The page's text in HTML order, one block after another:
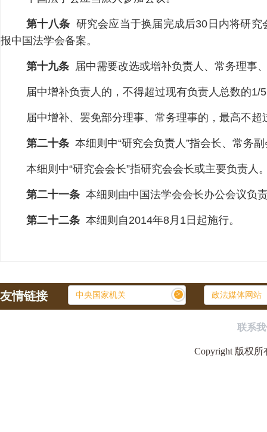
第十八条 研究会应当于换届完成后30日内将研
报中国法学会备案。
第十九条 届中需要改选或增补负责人、常务理事
届中增补负责人的，不得超过现有负责人总数的
届中增补、罢免部分理事、常务理事的，最高不
第二十条 本细则中“研究会负责人”指会长、常务
本细则中“研究会会长”指研究会会长或主要负责人
第二十一条 本细则由中国法学会会长办公会议负
第二十二条 本细则自2014年8月1日起施行。
友情链接 中央国家机关 > 政法媒体网站
联系
Copyright 版权所